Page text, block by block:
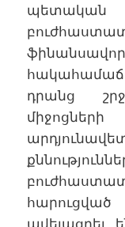
դրանց
հարուցված